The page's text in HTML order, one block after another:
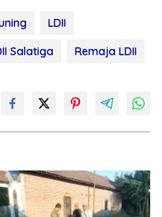
LDII
Salatiga Remaja LDII